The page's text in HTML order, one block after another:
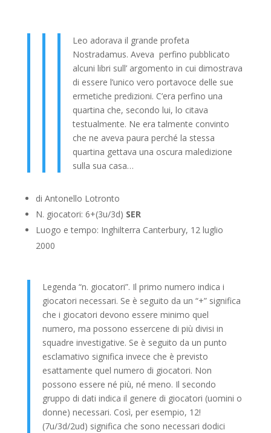
Leo adorava il grande profeta
Nostradamus. Aveva perfino pubblicato
alcuni libri sull’ argomento in cui dimostrava
di essere l’unico vero portavoce delle sue
ermetiche predizioni. C’era perfino una
quartina che, secondo lui, lo citava
testualmente. Ne era talmente convinto
che ne aveva paura perché la stessa
quartina gettava una oscura maledizione
sulla sua casa…
di Antonello Lotronto
N. giocatori: 6+(3u/3d) SER
Luogo e tempo: Inghilterra Canterbury, 12 luglio
2000
Legenda “n. giocatori”. Il primo numero indica i
giocatori necessari. Se è seguito da un “+” significa
che i giocatori devono essere minimo quel
numero, ma possono essercene di più divisi in
squadre investigative. Se è seguito da un punto
esclamativo significa invece che è previsto
esattamente quel numero di giocatori. Non
possono essere né più, né meno. Il secondo
gruppo di dati indica il genere di giocatori (uomini o
donne) necessari. Così, per esempio, 12!
(7u/3d/2ud) significa che sono necessari dodici